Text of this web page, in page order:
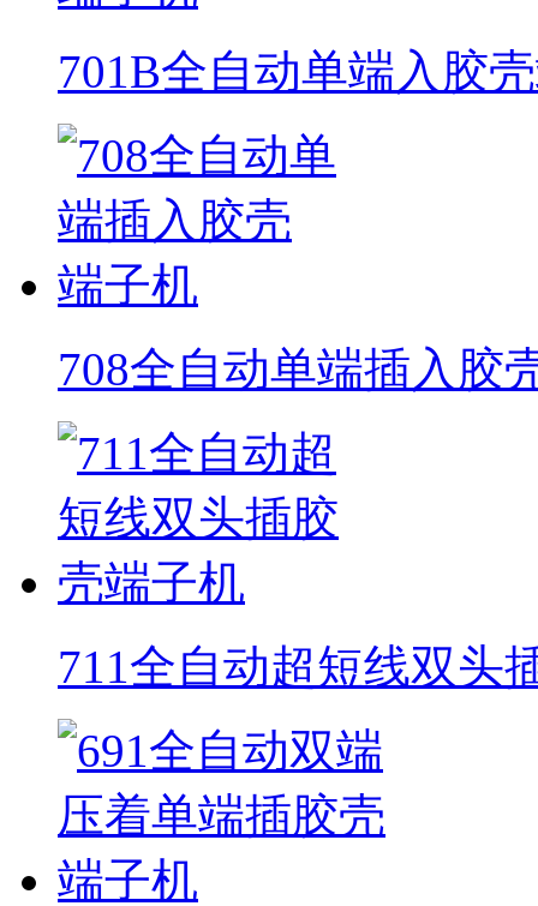
701B全自动单端入胶
708全自动单端插入胶
711全自动超短线双头